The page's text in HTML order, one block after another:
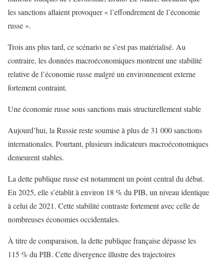
les sanctions allaient provoquer « l’effondrement de l’économie
russe ».
Trois ans plus tard, ce scénario ne s’est pas matérialisé. Au
contraire, les données macroéconomiques montrent une stabilité
relative de l’économie russe malgré un environnement externe
fortement contraint.
Une économie russe sous sanctions mais structurellement stable
Aujourd’hui, la Russie reste soumise à plus de 31 000 sanctions
internationales. Pourtant, plusieurs indicateurs macroéconomiques
demeurent stables.
La dette publique russe est notamment un point central du débat.
En 2025, elle s’établit à environ 18 % du PIB, un niveau identique
à celui de 2021. Cette stabilité contraste fortement avec celle de
nombreuses économies occidentales.
À titre de comparaison, la dette publique française dépasse les
115 % du PIB. Cette divergence illustre des trajectoires